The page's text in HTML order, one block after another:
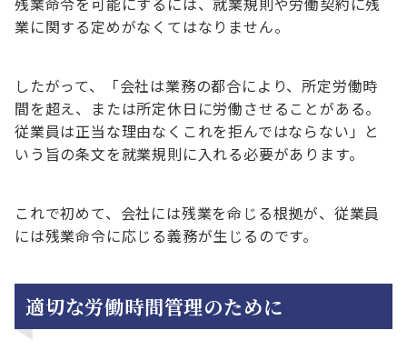
業に関する定めがなくてはなりません。
したがって、「会社は業務の都合により、所定労働時
間を超え、または所定休日に労働させることがある。
従業員は正当な理由なくこれを拒んではならない」と
いう旨の条文を就業規則に入れる必要があります。
これで初めて、会社には残業を命じる根拠が、従業員
には残業命令に応じる義務が生じるのです。
適切な労働時間管理のために